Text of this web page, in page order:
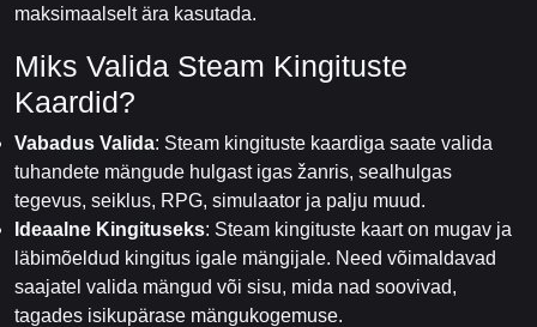
maksimaalselt ära kasutada.
Miks Valida Steam Kingituste
Kaardid?
Vabadus Valida: Steam kingituste kaardiga saate valida
tuhandete mängude hulgast igas žanris, sealhulgas
tegevus, seiklus, RPG, simulaator ja palju muud.
Ideaalne Kingituseks: Steam kingituste kaart on mugav ja
läbimõeldud kingitus igale mängijale. Need võimaldavad
saajatel valida mängud või sisu, mida nad soovivad,
tagades isikupärase mängukogemuse.